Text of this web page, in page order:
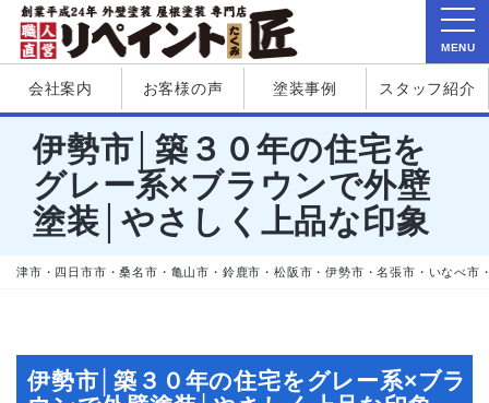
会社案内 お客様の声 塗装事例 スタッフ紹介
伊勢市│築３０年の住宅を
グレー系×ブラウンで外壁
塗装│やさしく上品な印象
津市・四日市市・桑名市・亀山市・鈴鹿市・松阪市・伊勢市・名張市・いなべ市
伊勢市│築３０年の住宅をグレー系×ブラ
MENU